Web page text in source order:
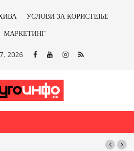
УСЛОВИ ЗА КОРИСТЕЊЕ
МАРКЕТИНГ
2026